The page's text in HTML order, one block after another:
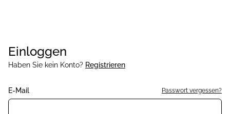
Einloggen
Haben Sie kein Konto? Registrieren
E-Mail Passwort vergessen?